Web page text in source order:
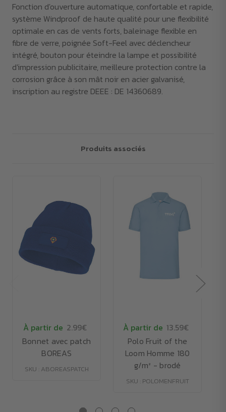
Fonction d'ouverture automatique, confortable et rapide,
système Windproof de haute qualité pour une flexibilité
optimale en cas de vents forts, baleinage flexible en
fibre de verre, poignée Soft-Feel avec déclencheur
intégré, bouton pour éteindre la lampe et possibilité
d'impression publicitaire, meilleure protection contre la
corrosion grâce à son mât noir en acier galvanisé,
inscription au registre DEEE : DE 14360689.
Produits associés
À partir de 2.99€
Bonnet avec patch
BOREAS
SKU : ABOREASPATCH
À partir de 13.59€
Polo Fruit of the
Loom Homme 180
g/m² - brodé
SKU : POLOMENFRUIT